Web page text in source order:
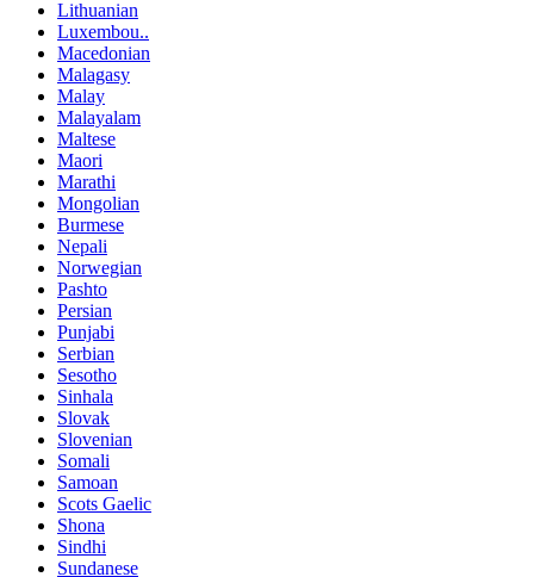
Lithuanian
Luxembou..
Macedonian
Malagasy
Malay
Malayalam
Maltese
Maori
Marathi
Mongolian
Burmese
Nepali
Norwegian
Pashto
Persian
Punjabi
Serbian
Sesotho
Sinhala
Slovak
Slovenian
Somali
Samoan
Scots Gaelic
Shona
Sindhi
Sundanese